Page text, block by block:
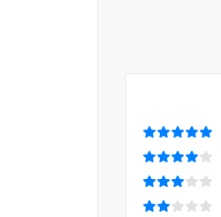
이 책에는 사찰의
선사한다. 『나의
국립중앙박물관과